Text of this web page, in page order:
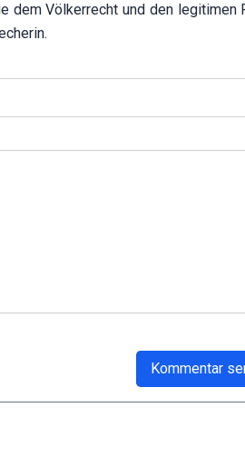
dem Völkerrecht und den legitimen
Kommentar